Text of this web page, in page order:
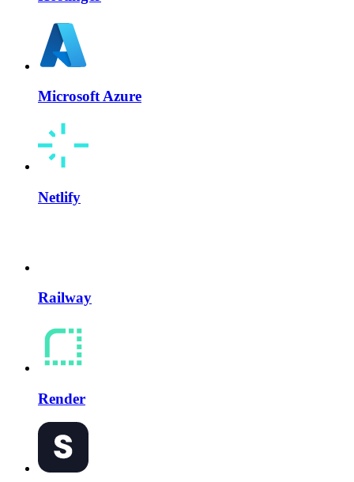
Microsoft Azure
Netlify
Railway
Render